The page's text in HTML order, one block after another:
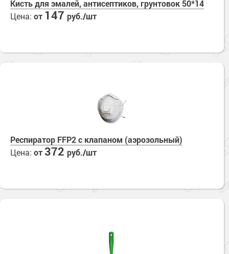
Кисть для эмалей, антисептиков, грунтовок 50*14
Цена: от 147 руб./шт
Респиратор FFP2 с клапаном (аэрозольный)
Цена: от372 руб./шт